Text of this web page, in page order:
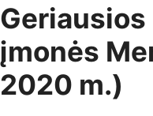
įmonės
2020 m.)